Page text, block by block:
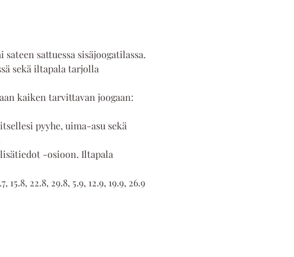
sattuessa sisäjoogatilassa.
sekä iltapala tarjolla
kaiken tarvittavan joogaan:
pyyhe, uima-asu sekä
-osioon. Iltapala
22.8, 29.8, 5.9, 12.9, 19.9, 26.9